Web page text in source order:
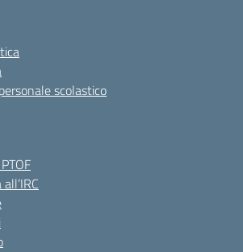
scolastico